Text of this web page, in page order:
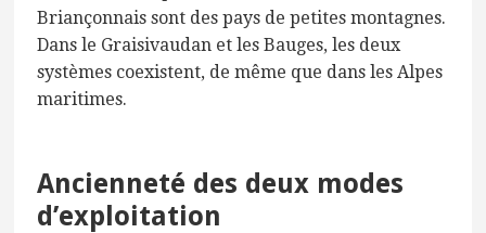
Briançonnais sont des pays de petites montagnes.
Dans le Graisivaudan et les Bauges, les deux
systèmes coexistent, de même que dans les Alpes
maritimes.
Ancienneté des deux modes
d’exploitation